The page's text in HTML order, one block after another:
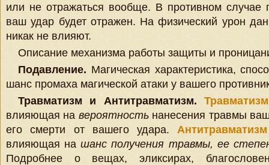
или не отражаться вообще. В противном случае
ваш удар будет отражен. На физический урон
никак не влияют.
Описание механизма работы защиты и
Подавление. Магическая характеристика,
шанс промаха магической атаки у вашего
Травматизм и Антитравматизм.
Травматизм
влияющая на вероятностьнанесения травмы
его смерти от вашего удара. Антитравматизм
влияющая нашанс получения травмы, ее
Подробнее о вещах, эликсирах,